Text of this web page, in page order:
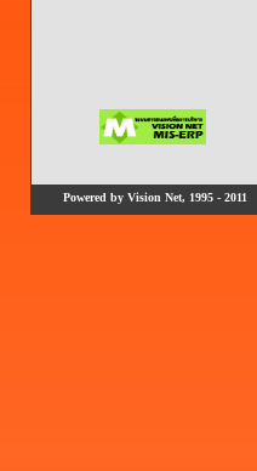
Powered by Vision Net, 1995 - 2011